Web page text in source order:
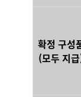
확정 구성
(모두 지